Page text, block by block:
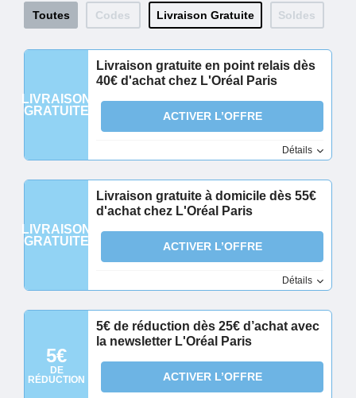
Toutes Codes Livraison Gratuite Soldes
LIVRAISON
GRATUITE
Livraison gratuite en point relais dès
40€ d'achat chez L'Oréal Paris
ACTIVER L’OFFRE
Détails
LIVRAISON
GRATUITE
Livraison gratuite à domicile dès 55€
d'achat chez L'Oréal Paris
ACTIVER L’OFFRE
Détails
5€
DE
RÉDUCTION
5€ de réduction dès 25€ d’achat avec
la newsletter L'Oréal Paris
ACTIVER L’OFFRE